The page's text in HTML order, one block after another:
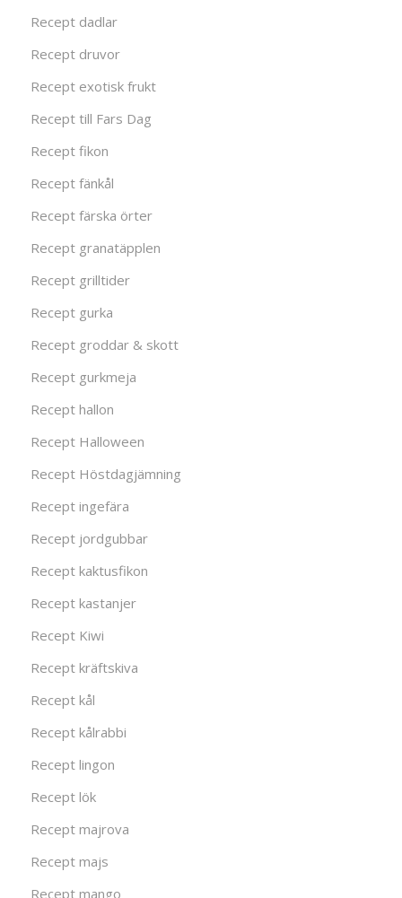
Recept dadlar
Recept druvor
Recept exotisk frukt
Recept till Fars Dag
Recept fikon
Recept fänkål
Recept färska örter
Recept granatäpplen
Recept grilltider
Recept gurka
Recept groddar & skott
Recept gurkmeja
Recept hallon
Recept Halloween
Recept Höstdagjämning
Recept ingefära
Recept jordgubbar
Recept kaktusfikon
Recept kastanjer
Recept Kiwi
Recept kräftskiva
Recept kål
Recept kålrabbi
Recept lingon
Recept lök
Recept majrova
Recept majs
Recept mango